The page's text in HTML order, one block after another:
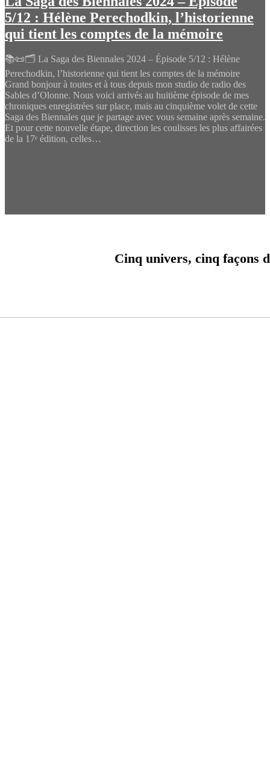
5/12 : Hélène Perechodkin, l’historienne
qui tient les comptes de la mémoire
📚📜🗂️ La Saga des Biennales 2024 – Épisode 5/12 : Hélène
Perechodkin, l’historienne qui tient les comptes de la mémoire
Grand bonjour à toutes et à tous depuis mon studio de radio des
Sables d’Olonne. Nous voici arrivés au huitième épisode de mes
chroniques enregistrées sur place, mais au cinquième volet de cette
Saga des Biennales que je partage avec vous semaine après semaine.
Et pour cette nouvelle étape, direction les coulisses les plus affairées
de la 17ᵉ édition, celles…
Cinq univers, cinq façons